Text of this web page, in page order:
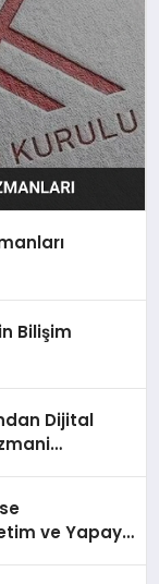
Bilişim
Dijital
ve Yapay